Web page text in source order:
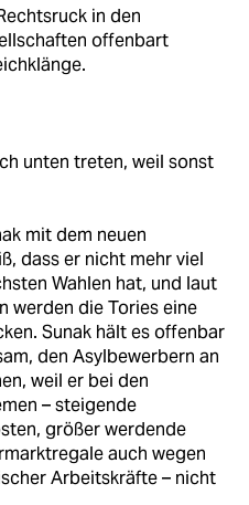
in den
offenbart
unten treten, weil sonst
mit dem neuen
dass er nicht mehr viel
Wahlen hat, und laut
werden die Tories eine
Sunak hält es offenbar
den Asylbewerbern an
weil er bei den
– steigende
größer werdende
auch wegen
Arbeitskräfte – nicht